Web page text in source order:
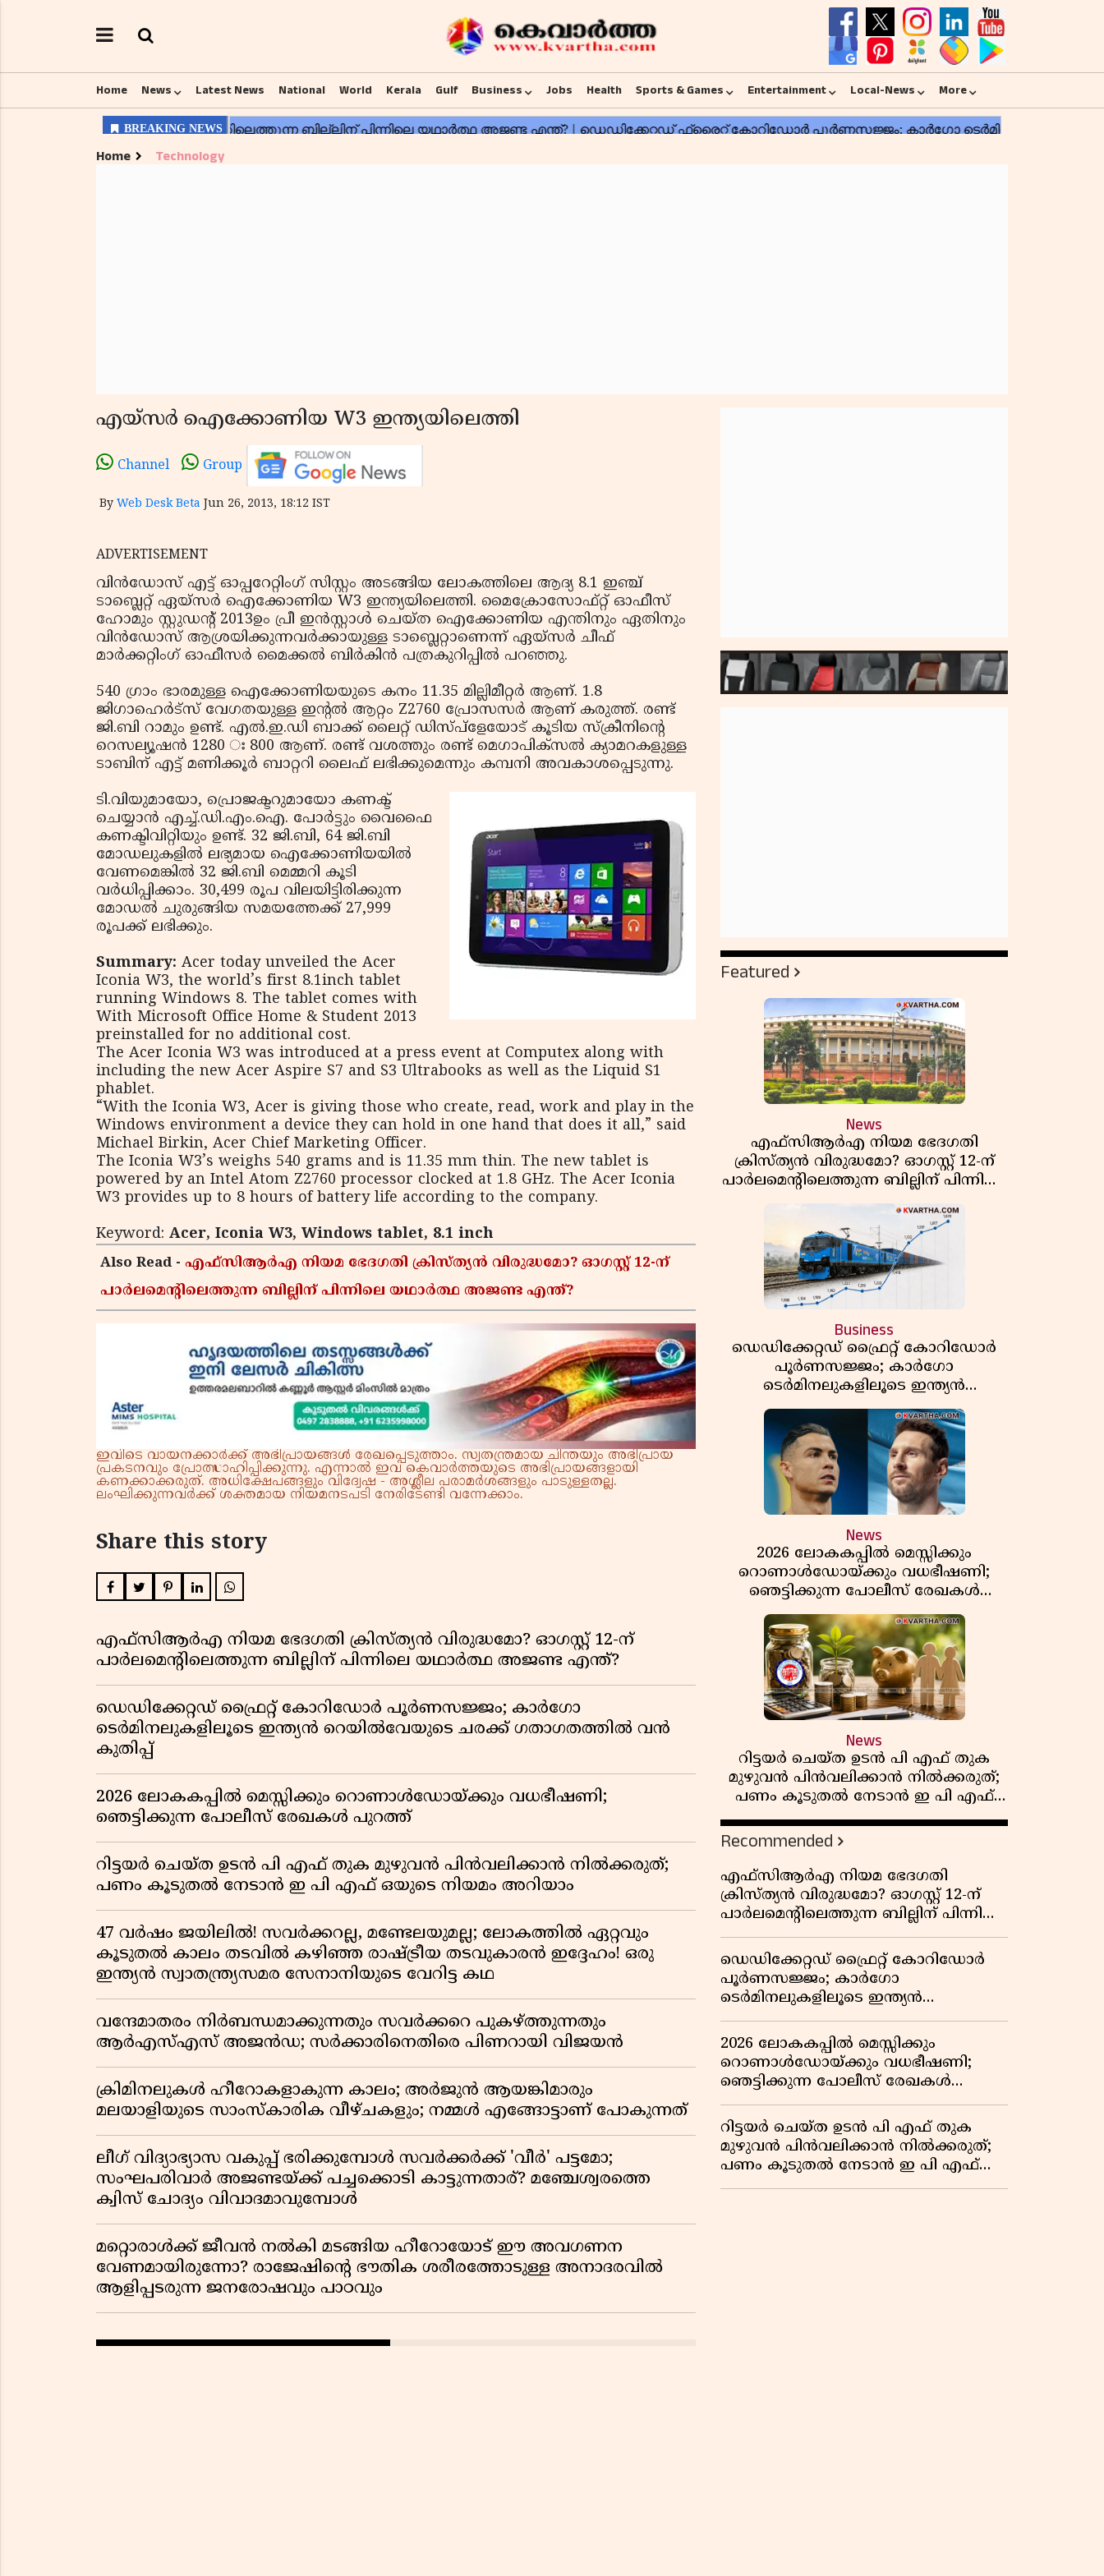
Home News Latest News National World Kerala Gulf Business Jobs Health Sports & Games Entertainment Local-News More
Home Technology
എയ്‌സര്‍ ഐക്കോണിയ W3 ഇന്ത്യയിലെത്തി
Channel Group
By Web Desk Beta Jun 26, 2013, 18:12 IST
ADVERTISEMENT
വിന്‍ഡോസ് എട്ട് ഓപ്പറേറ്റിംഗ് സിസ്റ്റം അടങ്ങിയ ലോകത്തിലെ ആദ്യ 8.1 ഇഞ്ച്
ടാബ്ലെറ്റ് ഏയ്‌സര്‍ ഐക്കോണിയ W3 ഇന്ത്യയിലെത്തി. മൈക്രോസോഫ്റ്റ് ഓഫീസ്
ഹോമും സ്റ്റുഡന്റ് 2013ഉം പ്രീ ഇന്‍സ്റ്റാള്‍ ചെയ്ത ഐക്കോണിയ എന്തിനും ഏതിനും
വിന്‍ഡോസ് ആശ്രയിക്കുന്നവര്‍ക്കായുള്ള ടാബ്ലെറ്റാണെന്ന് ഏയ്‌സര്‍ ചീഫ്
മാര്‍ക്കറ്റിംഗ് ഓഫീസര്‍ മൈക്കല്‍ ബിര്‍കിന്‍ പത്രകുറിപ്പില്‍ പറഞ്ഞു.
540 ഗ്രാം ഭാരമുള്ള ഐക്കോണിയയുടെ കനം 11.35 മില്ലിമീറ്റര്‍ ആണ്. 1.8
ജിഗാഹെര്‍ട്‌സ് വേഗതയുള്ള ഇന്റല്‍ ആറ്റം Z2760 പ്രോസസര്‍ ആണ് കരുത്ത്. രണ്ട്
ജി.ബി റാമും ഉണ്ട്. എല്‍.ഇ.ഡി ബാക്ക് ലൈറ്റ് ഡിസ്പ്‌ളേയോട് കൂടിയ സ്‌ക്രീനിന്റെ
റെസല്യൂഷന്‍ 1280 ഃ 800 ആണ്. രണ്ട് വശത്തും രണ്ട് മെഗാപിക്‌സല്‍ ക്യാമറകളുള്ള
ടാബിന് എട്ട് മണിക്കൂര്‍ ബാറ്ററി ലൈഫ് ലഭിക്കുമെന്നും കമ്പനി അവകാശപ്പെടുന്നു.
ടി.വിയുമായോ, പ്രൊജക്ടറുമായോ കണക്ട്
ചെയ്യാന്‍ എച്ച്.ഡി.എം.ഐ. പോര്‍ട്ടും വൈഫൈ
കണക്ടിവിറ്റിയും ഉണ്ട്. 32 ജി.ബി, 64 ജി.ബി
മോഡലുകളില്‍ ലഭ്യമായ ഐക്കോണിയയില്‍
വേണമെങ്കില്‍ 32 ജി.ബി മെമ്മറി കൂടി
വര്‍ധിപ്പിക്കാം. 30,499 രൂപ വിലയിട്ടിരിക്കുന്ന
മോഡല്‍ ചുരുങ്ങിയ സമയത്തേക്ക് 27,999
രൂപക്ക് ലഭിക്കും.
Summary: Acer today unveiled the Acer
Iconia W3, the world’s first 8.1inch tablet
running Windows 8. The tablet comes with
With Microsoft Office Home & Student 2013
preinstalled for no additional cost.
The Acer Iconia W3 was introduced at a press event at Computex along with
including the new Acer Aspire S7 and S3 Ultrabooks as well as the Liquid S1
phablet.
“With the Iconia W3, Acer is giving those who create, read, work and play in the
Windows environment a device they can hold in one hand that does it all,” said
Michael Birkin, Acer Chief Marketing Officer.
The Iconia W3’s weighs 540 grams and is 11.35 mm thin. The new tablet is
powered by an Intel Atom Z2760 processor clocked at 1.8 GHz. The Acer Iconia
W3 provides up to 8 hours of battery life according to the company.
Keyword: Acer, Iconia W3, Windows tablet, 8.1 inch
Also Read - എഫ്സിആർഎ നിയമ ഭേദഗതി ക്രിസ്ത്യൻ വിരുദ്ധമോ? ഓഗസ്റ്റ് 12-ന്
പാർലമെന്റിലെത്തുന്ന ബില്ലിന് പിന്നിലെ യഥാർത്ഥ അജണ്ട എന്ത്?
ഇവിടെ വായനക്കാർക്ക് അഭിപ്രായങ്ങൾ രേഖപ്പെടുത്താം. സ്വതന്ത്രമായ ചിന്തയും അഭിപ്രായ
പ്രകടനവും പ്രോത്സാഹിപ്പിക്കുന്നു. എന്നാൽ ഇവ കെവാർത്തയുടെ അഭിപ്രായങ്ങളായി
കണക്കാക്കരുത്. അധിക്ഷേപങ്ങളും വിദ്വേഷ - അശ്ലീല പരാമർശങ്ങളും പാടുള്ളതല്ല.
ലംഘിക്കുന്നവർക്ക് ശക്തമായ നിയമനടപടി നേരിടേണ്ടി വന്നേക്കാം.
Share this story
എഫ്സിആർഎ നിയമ ഭേദഗതി ക്രിസ്ത്യൻ വിരുദ്ധമോ? ഓഗസ്റ്റ് 12-ന്
പാർലമെന്റിലെത്തുന്ന ബില്ലിന് പിന്നിലെ യഥാർത്ഥ അജണ്ട എന്ത്?
ഡെഡിക്കേറ്റഡ് ഫ്രൈറ്റ് കോറിഡോർ പൂർണസജ്ജം; കാർഗോ
ടെർമിനലുകളിലൂടെ ഇന്ത്യൻ റെയിൽവേയുടെ ചരക്ക് ഗതാഗതത്തിൽ വൻ
കുതിപ്പ്
2026 ലോകകപ്പിൽ മെസ്സിക്കും റൊണാൾഡോയ്ക്കും വധഭീഷണി;
ഞെട്ടിക്കുന്ന പോലീസ് രേഖകൾ പുറത്ത്
റിട്ടയർ ചെയ്ത ഉടൻ പി എഫ് തുക മുഴുവൻ പിൻവലിക്കാൻ നിൽക്കരുത്;
പണം കൂടുതൽ നേടാൻ ഇ പി എഫ് ഒയുടെ നിയമം അറിയാം
47 വർഷം ജയിലിൽ! സവർക്കറല്ല, മണ്ടേലയുമല്ല; ലോകത്തിൽ ഏറ്റവും
കൂടുതൽ കാലം തടവിൽ കഴിഞ്ഞ രാഷ്ട്രീയ തടവുകാരൻ ഇദ്ദേഹം! ഒരു
ഇന്ത്യൻ സ്വാതന്ത്ര്യസമര സേനാനിയുടെ വേറിട്ട കഥ
വന്ദേമാതരം നിർബന്ധമാക്കുന്നതും സവർക്കറെ പുകഴ്ത്തുന്നതും
ആർഎസ്എസ് അജൻഡ; സർക്കാരിനെതിരെ പിണറായി വിജയൻ
ക്രിമിനലുകൾ ഹീറോകളാകുന്ന കാലം; അർജുൻ ആയങ്കിമാരും
മലയാളിയുടെ സാംസ്കാരിക വീഴ്ചകളും; നമ്മൾ എങ്ങോട്ടാണ് പോകുന്നത്
ലീഗ് വിദ്യാഭ്യാസ വകുപ്പ് ഭരിക്കുമ്പോൾ സവർക്കർക്ക് 'വീർ' പട്ടമോ;
സംഘപരിവാർ അജണ്ടയ്ക്ക് പച്ചക്കൊടി കാട്ടുന്നതാര്? മഞ്ചേശ്വരത്തെ
ക്വിസ് ചോദ്യം വിവാദമാവുമ്പോൾ
മറ്റൊരാൾക്ക് ജീവൻ നൽകി മടങ്ങിയ ഹീറോയോട് ഈ അവഗണന
വേണമായിരുന്നോ? രാജേഷിൻ്റെ ഭൗതിക ശരീരത്തോടുള്ള അനാദരവിൽ
ആളിപ്പടരുന്ന ജനരോഷവും പാഠവും
Featured
News
എഫ്സിആർഎ നിയമ ഭേദഗതി
ക്രിസ്ത്യൻ വിരുദ്ധമോ? ഓഗസ്റ്റ് 12-ന്
പാർലമെന്റിലെത്തുന്ന ബില്ലിന് പിന്നിലെ
യഥാർത്ഥ അജണ്ട എന്ത്?
Business
ഡെഡിക്കേറ്റഡ് ഫ്രൈറ്റ് കോറിഡോർ
പൂർണസജ്ജം; കാർഗോ
ടെർമിനലുകളിലൂടെ ഇന്ത്യൻ
റെയിൽവേയുടെ ചരക്ക് ഗതാഗതത്തിൽ
വൻ കുതിപ്പ്
News
2026 ലോകകപ്പിൽ മെസ്സിക്കും
റൊണാൾഡോയ്ക്കും വധഭീഷണി;
ഞെട്ടിക്കുന്ന പോലീസ് രേഖകൾ
പുറത്ത്
News
റിട്ടയർ ചെയ്ത ഉടൻ പി എഫ് തുക
മുഴുവൻ പിൻവലിക്കാൻ നിൽക്കരുത്;
പണം കൂടുതൽ നേടാൻ ഇ പി എഫ്
ഒയുടെ നിയമം അറിയാം
Recommended
എഫ്സിആർഎ നിയമ ഭേദഗതി
ക്രിസ്ത്യൻ വിരുദ്ധമോ? ഓഗസ്റ്റ് 12-ന്
പാർലമെന്റിലെത്തുന്ന ബില്ലിന് പിന്നിലെ
യഥാർത്ഥ അജണ്ട എന്ത്?
ഡെഡിക്കേറ്റഡ് ഫ്രൈറ്റ് കോറിഡോർ
പൂർണസജ്ജം; കാർഗോ
ടെർമിനലുകളിലൂടെ ഇന്ത്യൻ
റെയിൽവേയുടെ ചരക്ക് ഗതാഗതത്തിൽ
വൻ കുതിപ്പ്
2026 ലോകകപ്പിൽ മെസ്സിക്കും
റൊണാൾഡോയ്ക്കും വധഭീഷണി;
ഞെട്ടിക്കുന്ന പോലീസ് രേഖകൾ
പുറത്ത്
റിട്ടയർ ചെയ്ത ഉടൻ പി എഫ് തുക
മുഴുവൻ പിൻവലിക്കാൻ നിൽക്കരുത്;
പണം കൂടുതൽ നേടാൻ ഇ പി എഫ്
ഒയുടെ നിയമം അറിയാം